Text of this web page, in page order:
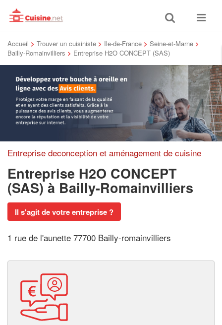
Toggle
search
Toggle
Accueil > Trouver un cuisiniste > Ile-de-France > Seine-et-Marne >
Bailly-Romainvilliers > Entreprise H2O CONCEPT (SAS)
Entreprise deconception et aménagement de cuisine
Entreprise H2O CONCEPT
(SAS)à Bailly-Romainvilliers
Il s'agit de votre entreprise ?
1 rue de l'aunette 77700 Bailly-romainvilliers